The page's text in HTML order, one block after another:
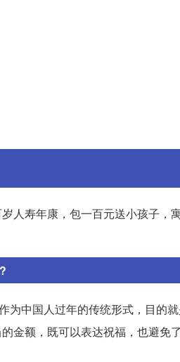
人寿年康，包一百元送小孩子，
中国人过年的传统形式，目的
金额，既可以表达祝福，也避免